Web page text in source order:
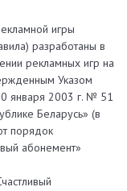
игры
разработаны в
рекламных игр на
Указом
января 2003 г. № 51
Беларусь» (в
порядок
абонемент»